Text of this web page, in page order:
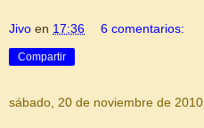
Jivo en 17:36 6 comentarios:
Compartir
sábado, 20 de noviembre de 2010